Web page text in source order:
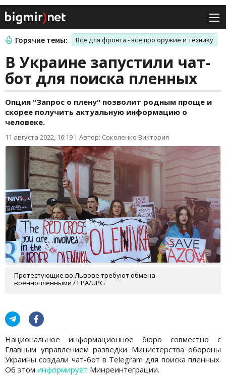
Горячие темы: Все для фронта - все про оружие и технику
В Украине запустили чат-
бот для поиска пленных
Опция "Запрос о плену" позволит родным проще и
скорее получить актуальную информацию о
человеке.
11 августа 2022, 16:19 | Автор: Соколенко Виктория
Протестующие во Львове требуют обмена
военнопленными / EPA/UPG
Национальное информационное бюро совместно с
Главным управлением разведки Министерства обороны
Украины создали чат-бот в Telegram для поиска пленных.
Об этом информирует Минреинтеграции.